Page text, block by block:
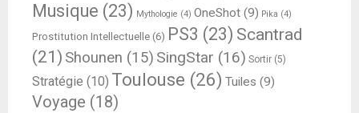
Musique (23) Mythologie (4) OneShot (9) Pika (4)
Prostitution Intellectuelle (6) PS3 (23) Scantrad
(21) Shounen (15) SingStar (16) Sortir (5)
Stratégie (10) Toulouse (26) Tuiles (9)
Voyage (18)